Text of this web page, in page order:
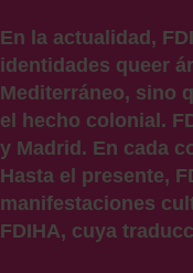
En la actualidad,
identidades queer
Mediterráneo, sino
el hecho colonial.
y Madrid. En cada
Hasta el presente,
manifestaciones
FDIHA, cuya